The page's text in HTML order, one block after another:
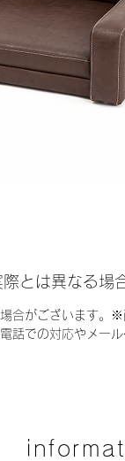
とは異なる場
合がございます
話での対応やメー